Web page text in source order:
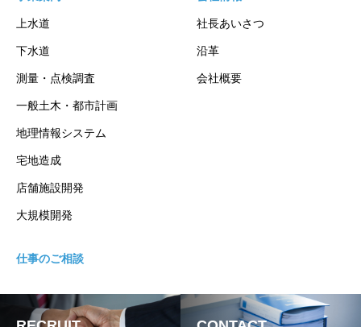
上水道
下水道
測量・点検調査
一般土木・都市計画
地理情報システム
宅地造成
店舗施設開発
大規模開発
社長あいさつ
沿革
会社概要
仕事のご相談